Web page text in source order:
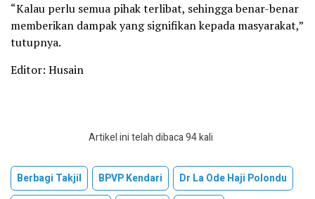
“Kalau perlu semua pihak terlibat, sehingga benar-benar
memberikan dampak yang signifikan kepada masyarakat,”
tutupnya.
Editor: Husain
Artikel ini telah dibaca 94 kali
Berbagi Takjil BPVP Kendari
Dr La Ode Haji Polondu